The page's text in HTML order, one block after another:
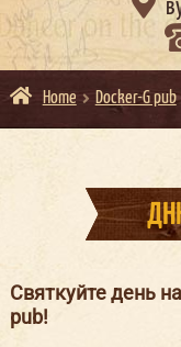
Home Docker-G pub
Святкуйте день
pub!